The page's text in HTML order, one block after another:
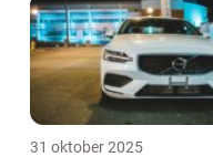
31 oktober 2025